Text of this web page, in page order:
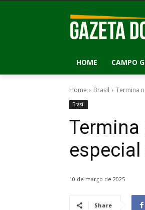
HOME CAMPO
Home Brasil Termina
Brasil
especial
10 de março de 2025
Share